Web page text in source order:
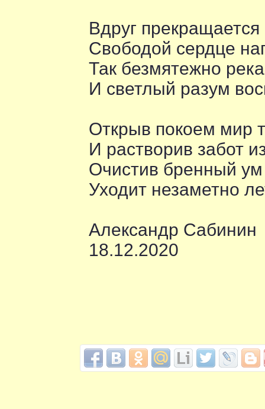
Вдруг
Свободой сердце
Так безмятежно
И светлый разум
Открыв покоем мир
И растворив забот
Очистив бренный ум
Уходит незаметно
Александр Сабинин
18.12.2020